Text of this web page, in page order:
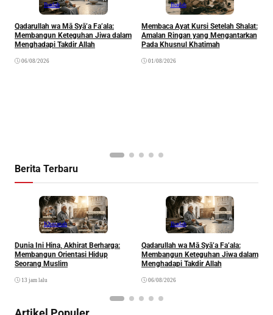
Ibadah
Qadarullah wa Mā Syā’a Fa’ala:
Membangun Keteguhan Jiwa dalam
Menghadapi Takdir Allah
06/08/2026
Ibadah
Membaca Ayat Kursi Setelah Shalat:
Amalan Ringan yang Mengantarkan
Pada Khusnul Khatimah
01/08/2026
Berita Terbaru
Khazanah
Dunia Ini Hina, Akhirat Berharga:
Membangun Orientasi Hidup
Seorang Muslim
13 jam lalu
Ibadah
Qadarullah wa Mā Syā’a Fa’ala:
Membangun Keteguhan Jiwa dalam
Menghadapi Takdir Allah
06/08/2026